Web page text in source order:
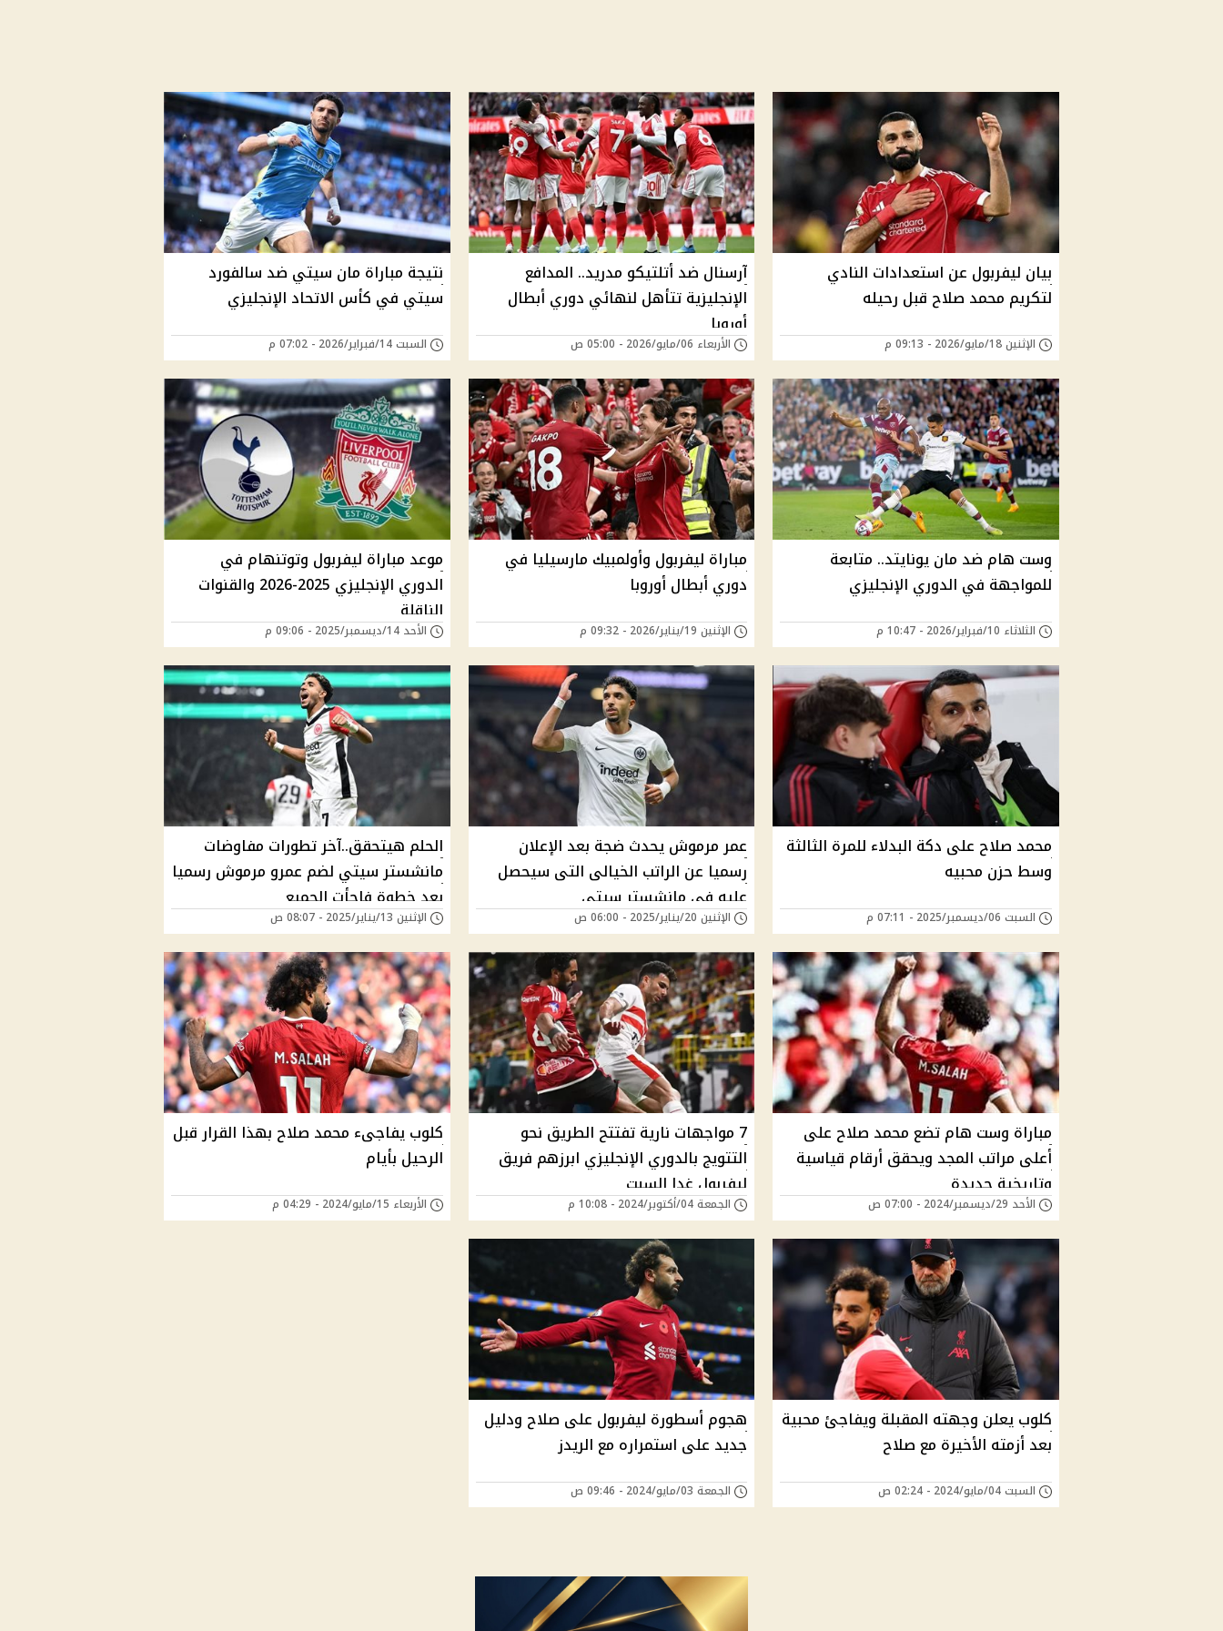
بيان ليفربول عن استعدادات النادي
لتكريم محمد صلاح قبل رحيله
الإثنين 18/مايو/2026 - 09:13 م
آرسنال ضد أتلتيكو مدريد.. المدافع
الإنجليزية تتأهل لنهائي دوري أبطال
أوروبا
الأربعاء 06/مايو/2026 - 05:00 ص
نتيجة مباراة مان سيتي ضد سالفورد
سيتي في كأس الاتحاد الإنجليزي
السبت 14/فبراير/2026 - 07:02 م
وست هام ضد مان يونايتد.. متابعة
للمواجهة في الدوري الإنجليزي
الثلاثاء 10/فبراير/2026 - 10:47 م
مباراة ليفربول وأولمبيك مارسيليا في
دوري أبطال أوروبا
الإثنين 19/يناير/2026 - 09:32 م
موعد مباراة ليفربول وتوتنهام في
الدوري الإنجليزي 2025-2026 والقنوات
الناقلة
الأحد 14/ديسمبر/2025 - 09:06 م
محمد صلاح على دكة البدلاء للمرة الثالثة
وسط حزن محبيه
السبت 06/ديسمبر/2025 - 07:11 م
عمر مرموش يحدث ضجة بعد الإعلان
رسميا عن الراتب الخيالى التى سيحصل
عليه فى مانشستر سيتي
الإثنين 20/يناير/2025 - 06:00 ص
الحلم هيتحقق..آخر تطورات مفاوضات
مانشستر سيتي لضم عمرو مرموش رسميا
بعد خطوة فاجأت الجميع
الإثنين 13/يناير/2025 - 08:07 ص
مباراة وست هام تضع محمد صلاح على
أعلى مراتب المجد ويحقق أرقام قياسية
وتاريخية جديدة
الأحد 29/ديسمبر/2024 - 07:00 ص
7 مواجهات نارية تفتتح الطريق نحو
التتويج بالدوري الإنجليزي ابرزهم فريق
ليفربول غدا السبت
الجمعة 04/أكتوبر/2024 - 10:08 م
كلوب يفاجىء محمد صلاح بهذا القرار قبل
الرحيل بأيام
الأربعاء 15/مايو/2024 - 04:29 م
كلوب يعلن وجهته المقبلة ويفاجئ محبية
بعد أزمته الأخيرة مع صلاح
السبت 04/مايو/2024 - 02:24 ص
هجوم أسطورة ليفربول على صلاح ودليل
جديد على استمراره مع الريدز
الجمعة 03/مايو/2024 - 09:46 ص